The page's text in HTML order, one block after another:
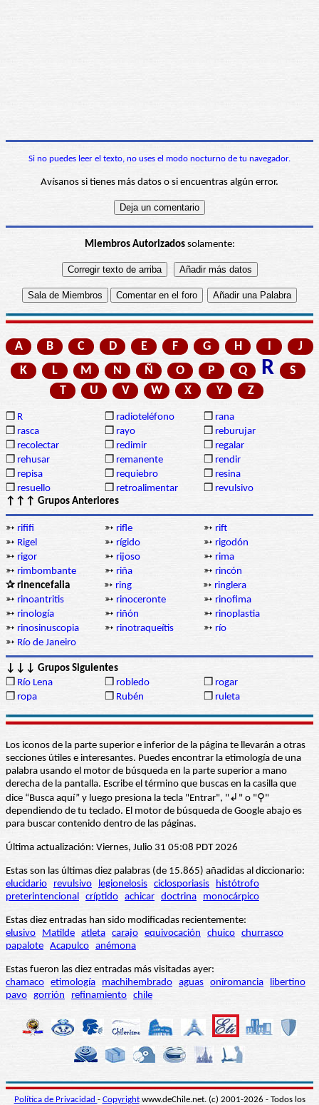
Si no puedes leer el texto, no uses el modo nocturno de tu navegador.
Avísanos si tienes más datos o si encuentras algún error.
Miembros Autorizadossolamente:
A B C D E F G H I
J
K
L M N Ñ O P Q R
S
T
U V W X Y Z
❒ R ❒ radioteléfono ❒ rana
❒ rasca ❒ rayo ❒ reburujar
❒ recolectar ❒ redimir ❒ regalar
❒ rehusar ❒ remanente ❒ rendir
❒ repisa ❒ requiebro ❒ resina
❒ resuello ❒ retroalimentar ❒ revulsivo
↑↑↑ Grupos Anteriores
➳ rififi ➳ rifle ➳ rift
➳ Rigel ➳ rígido ➳ rigodón
➳ rigor ➳ rijoso ➳ rima
➳ rimbombante ➳ riña ➳ rincón
✰ rinencefalia
➳ ring ➳ ringlera
➳ rinoantritis ➳ rinoceronte ➳ rinofima
➳ rinología ➳ riñón ➳ rinoplastia
➳ rinosinuscopia ➳ rinotraqueítis ➳ río
➳ Río de Janeiro
↓↓↓ Grupos Siguientes
❒ Río Lena ❒ robledo ❒ rogar
❒ ropa ❒ Rubén ❒ ruleta
Los iconos de la parte superior e inferior de la página te llevarán a otras
secciones útiles e interesantes. Puedes encontrar la etimología de una
palabra usando el motor de búsqueda en la parte superior a mano
derecha de la pantalla. Escribe el término que buscas en la casilla que
dice “Busca aquí” y luego presiona la tecla "Entrar", "↲" o "⚲"
dependiendo de tu teclado. El motor de búsqueda de Google abajo es
para buscar contenido dentro de las páginas.
Última actualización: Viernes, Julio 31 05:08 PDT 2026
Estas son las últimas diez palabras (de 15.865) añadidas al diccionario:
elucidario
revulsivo legionelosis ciclosporiasis
histótrofo
preterintencional críptido achicar doctrina monocárpico
Estas diez entradas han sido modificadas recientemente:
elusivo
Matilde atleta carajo equivocación chuico churrasco
papalote Acapulco anémona
Estas fueron las diez entradas más visitadas ayer:
chamaco etimología machihembrado aguas oniromancia
libertino
pavo gorrión refinamiento chile
Política de Privacidad - Copyrightwww.deChile.net. (c) 2001-2026 - Todos los